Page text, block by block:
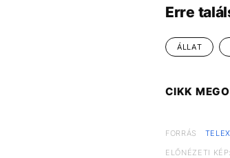
Erre
ÁLLAT
CIKK
FORRÁS
ELŐNÉZETI KÉP: